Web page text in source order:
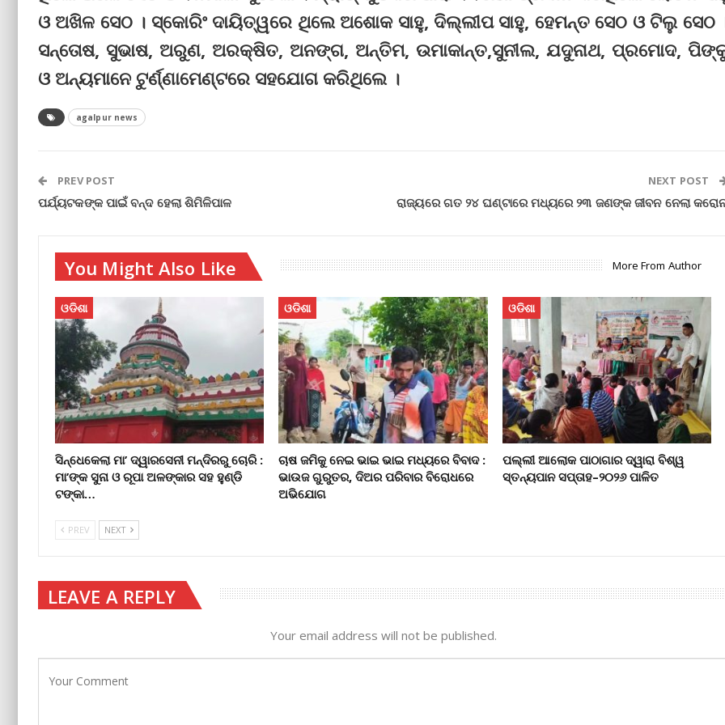
ଓ ଅଖିଳ ସେଠ । ସ୍କୋରିଂ ଦାୟିତ୍ୱରେ ଥିଲେ ଅଶୋକ ସାହୁ, ଦିଲ୍ଲୀପ ସାହୁ, ହେମନ୍ତ ସେଠ ଓ ଟିଲୁ ସେଠ
ସନ୍ତୋଷ, ସୁଭାଷ, ଅରୁଣ, ଅରକ୍ଷିତ, ଅନଙ୍ଗ, ଅନ୍ତିମ, ଉମାକାନ୍ତ,ସୁନୀଲ, ଯଦୁନାଥ, ପ୍ରମୋଦ,
ଓ ଅନ୍ୟମାନେ ଟୁର୍ଣ୍ଣାମେଣ୍ଟରେ ସହଯୋଗ କରିଥିଲେ ।
agalpur news
PREV POST
ପର୍ଯ୍ୟଟକଙ୍କ ପାଇଁ ବନ୍ଦ ହେଲା ଶିମିଳିପାଳ
NEXT POST
ରାଜ୍ୟରେ ଗତ ୨୪ ଘଣ୍ଟାରେ ମଧ୍ୟରେ ୨୩ ଜଣଙ୍କ ଜୀବନ ନେଲା
You Might Also Like More From Author
ଓଡିଶା
ସିନ୍ଧେକେଲା ମା’ ଦ୍ୱାରସେନୀ ମନ୍ଦିରରୁ ଚୋରି :
ମା’ଙ୍କ ସୁନା ଓ ରୂପା ଅଳଙ୍କାର ସହ ହୁଣ୍ଡି
ଟଙ୍କା…
ଓଡିଶା
ଚାଷ ଜମିକୁ ନେଇ ଭାଇ ଭାଇ ମଧ୍ୟରେ ବିବାଦ :
ଭାଉଜ ଗୁରୁତର, ଦିଅର ପରିବାର ବିରୋଧରେ
ଅଭିଯୋଗ
ଓଡିଶା
ପଲ୍ଲୀ ଆଲୋକ ପାଠାଗାର ଦ୍ୱାରା ବିଶ୍ୱ
ସ୍ତନ୍ୟପାନ ସପ୍ତାହ–୨୦୨୬ ପାଳିତ
PREV NEXT
LEAVE A REPLY
Your email address will not be published.